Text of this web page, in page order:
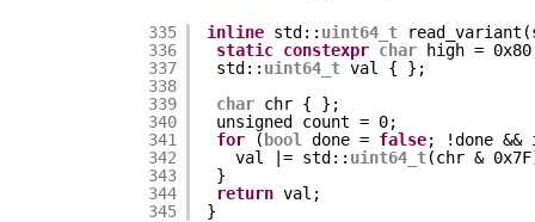
335
336
337
338
339
340
341
342
343
344
345
inline std:: uint64_t
static constexpr char
high =
std:: uint64_t val { };
char chr { };
unsigned count = 0;
for
( bool done = false; !done
val |= std:: uint64_t(chr &
}
return val;
}